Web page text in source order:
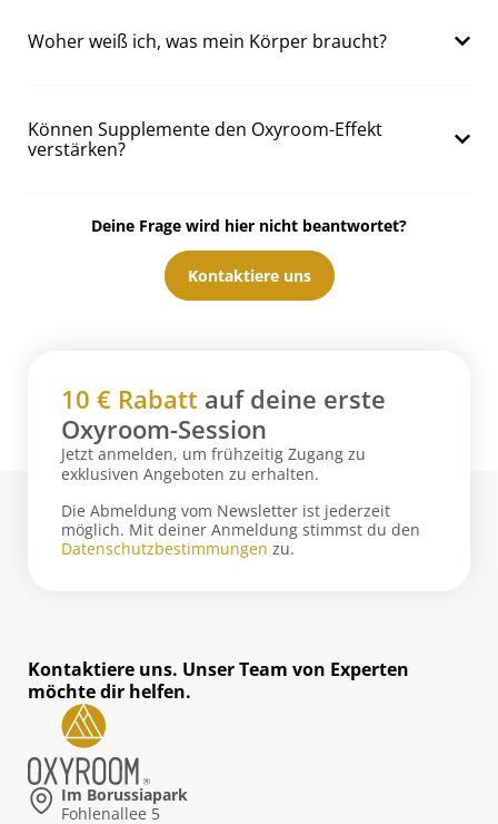
Woher weiß ich, was mein Körper braucht?
Können Supplemente den Oxyroom-Effekt
verstärken?
Deine Frage wird hier nicht beantwortet?
Kontaktiere uns
10 € Rabatt auf deine erste
Oxyroom-Session
Jetzt anmelden, um frühzeitig Zugang zu
exklusiven Angeboten zu erhalten.
Die Abmeldung vom Newsletter ist jederzeit
möglich. Mit deiner Anmeldung stimmst du den
Datenschutzbestimmungen zu.
Kontaktiere uns. Unser Team von Experten
möchte dir helfen.
Im Borussiapark
Fohlenallee 5